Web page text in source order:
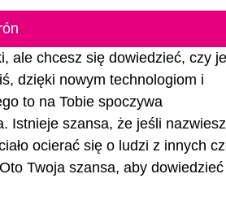
ale chcesz się dowiedzieć, czy
dzięki nowym technologiom i
to na Tobie spoczywa
Istnieje szansa, że jeśli nazwiesz
ocierać się o ludzi z innych
Twoja szansa, aby dowiedzieć